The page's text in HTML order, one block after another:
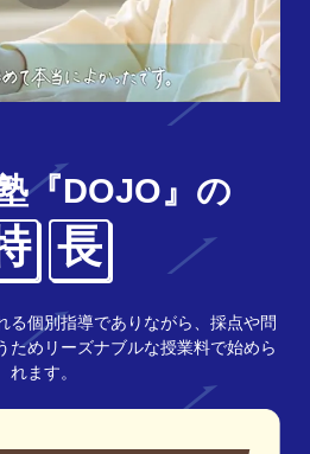
『DOJO』の
長
る個別指導でありながら、採点や問
ためリーズナブルな授業料で始めら
れます。